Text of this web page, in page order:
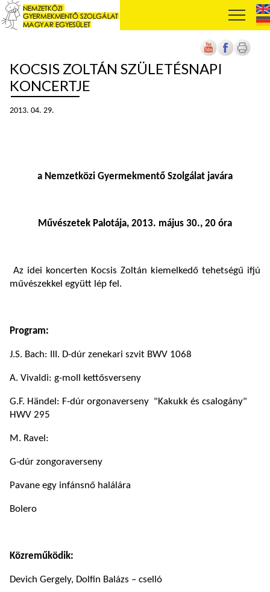
KOCSIS ZOLTÁN SZÜLETÉSNAPI
KONCERTJE
2013. 04. 29.
a Nemzetközi Gyermekmentő Szolgálat javára
Művészetek Palotája, 2013. május 30., 20 óra
Az idei koncerten Kocsis Zoltán kiemelkedő tehetségű ifjú
művészekkel együtt lép fel.
Program:
J.S. Bach: III. D-dúr zenekari szvit BWV 1068
A. Vivaldi: g-moll kettősverseny
G.F. Händel: F-dúr orgonaverseny "Kakukk és csalogány"
HWV 295
M. Ravel:
G-dúr zongoraverseny
Pavane egy infánsnő halálára
Bolero
Közreműködik:
Devich Gergely, Dolfin Balázs – cselló